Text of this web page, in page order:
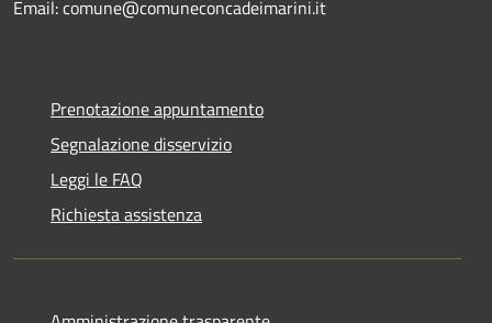
Email: comune@comuneconcadeimarini.it
Prenotazione appuntamento
Segnalazione disservizio
Leggi le FAQ
Richiesta assistenza